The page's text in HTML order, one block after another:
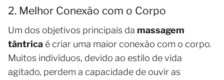
2. Melhor Conexão com o Corpo
Um dos objetivos principais da massagem
tântrica é criar uma maior conexão com o corpo.
Muitos indivíduos, devido ao estilo de vida
agitado, perdem a capacidade de ouvir as